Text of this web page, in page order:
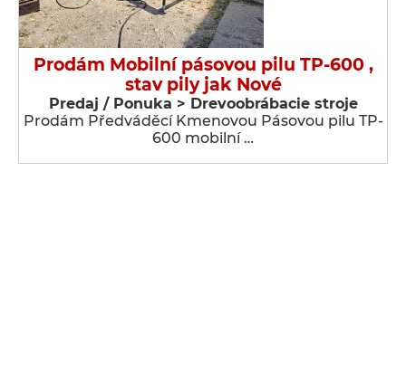
Prodám Mobilní pásovou pilu TP-600 ,
stav pily jak Nové
Predaj / Ponuka > Drevoobrábacie stroje
Prodám Předváděcí Kmenovou Pásovou pilu TP-
600 mobilní …